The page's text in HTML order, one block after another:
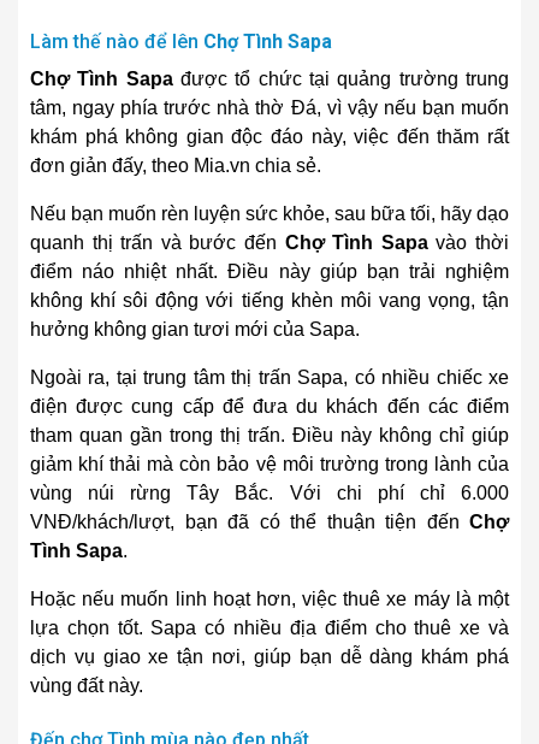
Làm thế nào để lên Chợ Tình Sapa
Chợ Tình Sapađược tổ chức tại quảng trường trung
tâm, ngay phía trước nhà thờ Đá, vì vậy nếu bạn muốn
khám phá không gian độc đáo này, việc đến thăm rất
đơn giản đấy, theo Mia.vn chia sẻ.
Nếu bạn muốn rèn luyện sức khỏe, sau bữa tối, hãy dạo
quanh thị trấn và bước đến Chợ Tình Sapavào thời
điểm náo nhiệt nhất. Điều này giúp bạn trải nghiệm
không khí sôi động với tiếng khèn môi vang vọng, tận
hưởng không gian tươi mới của Sapa.
Ngoài ra, tại trung tâm thị trấn Sapa, có nhiều chiếc xe
điện được cung cấp để đưa du khách đến các điểm
tham quan gần trong thị trấn. Điều này không chỉ giúp
giảm khí thải mà còn bảo vệ môi trường trong lành của
vùng núi rừng Tây Bắc. Với chi phí chỉ 6.000
VNĐ/khách/lượt, bạn đã có thể thuận tiện đến Chợ
Tình Sapa.
Hoặc nếu muốn linh hoạt hơn, việc thuê xe máy là một
lựa chọn tốt. Sapa có nhiều địa điểm cho thuê xe và
dịch vụ giao xe tận nơi, giúp bạn dễ dàng khám phá
vùng đất này.